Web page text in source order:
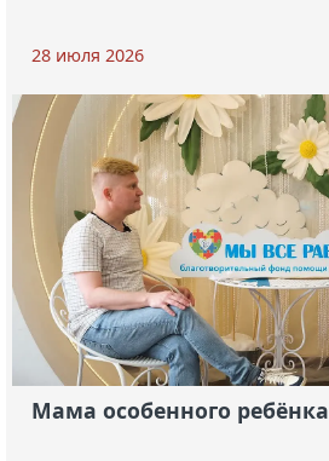
28 июля 2026
Мама особенного ребёнка